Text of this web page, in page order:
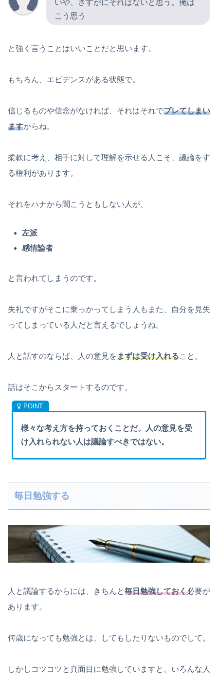
いや、さすがにそれはないと思う。俺は
こう思う
と強く言うことはいいことだと思います。
もちろん、エビデンスがある状態で。
信じるものや信念がなければ、それはそれでブレてしまい
ますからね。
柔軟に考え、相手に対して理解を示せる人こそ、議論をす
る権利があります。
それをハナから聞こうともしない人が、
左派
感情論者
と言われてしまうのです。
失礼ですがそこに乗っかってしまう人もまた、自分を見失
ってしまっている人だと言えるでしょうね。
人と話すのならば、人の意見をまずは受け入れること。
話はそこからスタートするのです。
様々な考え方を持っておくことだ。人の意見を受
け入れられない人は議論すべきではない。
毎日勉強する
人と議論するからには、きちんと毎日勉強しておく必要が
あります。
何歳になっても勉強とは、してもしたりないものでして。
しかしコツコツと真面目に勉強していますと、いろんな人